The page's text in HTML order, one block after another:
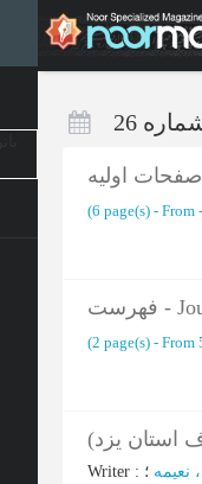
(‎6 page(s) - From
(‎2 page(s) - From
استان یزد)
Writer : نعیمه ؛